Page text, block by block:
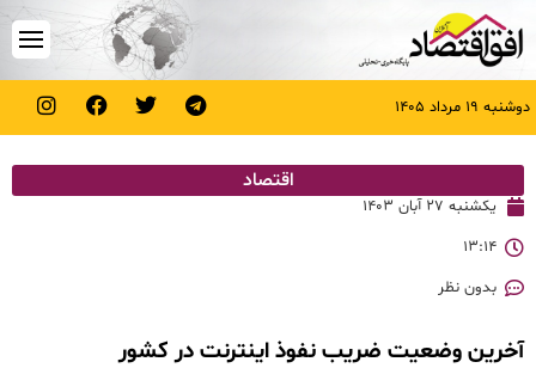
دوشنبه ۱۹ مرداد ۱۴۰۵
اقتصاد
یکشنبه ۲۷ آبان ۱۴۰۳
۱۳:۱۴
بدون نظر
آخرین وضعیت ضریب نفوذ اینترنت در کشور